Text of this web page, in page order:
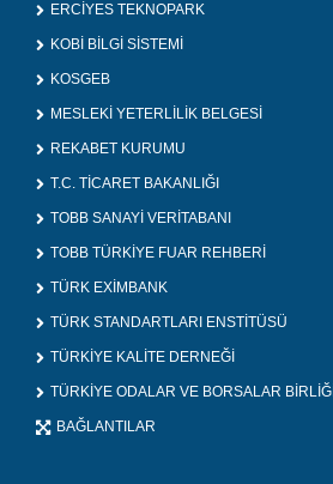
ERCİYES TEKNOPARK
KOBİ BİLGİ SİSTEMİ
KOSGEB
MESLEKİ YETERLİLİK BELGESİ
REKABET KURUMU
T.C. TİCARET BAKANLIĞI
TOBB SANAYİ VERİTABANI
TOBB TÜRKİYE FUAR REHBERİ
TÜRK EXİMBANK
TÜRK STANDARTLARI ENSTİTÜSÜ
TÜRKİYE KALİTE DERNEĞİ
TÜRKİYE ODALAR VE BORSALAR BİRLİĞİ
BAĞLANTILAR